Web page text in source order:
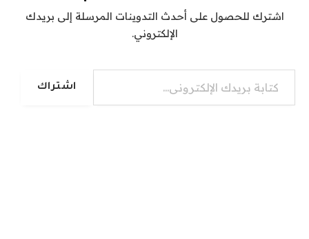
اشترك للحصول على أحدث التدوينات المرسلة إلى بريدك
الإلكتروني.
كتابة بريدك الإلكتروني...
اشتراك